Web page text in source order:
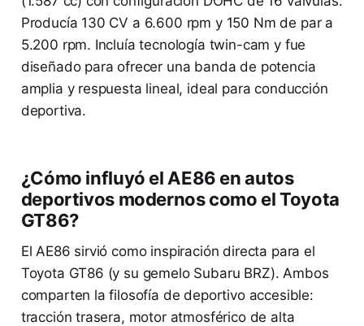
Producía 130 CV a 6.600 rpm y 150 Nm de par a
5.200 rpm. Incluía tecnología twin-cam y fue
diseñado para ofrecer una banda de potencia
amplia y respuesta lineal, ideal para conducción
deportiva.
¿Cómo influyó el AE86 en autos
deportivos modernos como el Toyota
GT86?
El AE86 sirvió como inspiración directa para el
Toyota GT86 (y su gemelo Subaru BRZ). Ambos
comparten la filosofía de deportivo accesible:
tracción trasera, motor atmosférico de alta